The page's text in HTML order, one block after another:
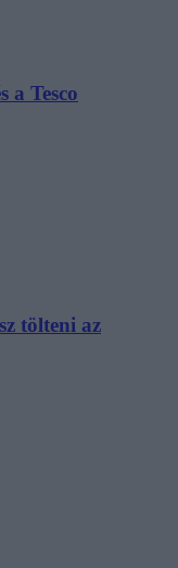
a Tesco
tölteni az